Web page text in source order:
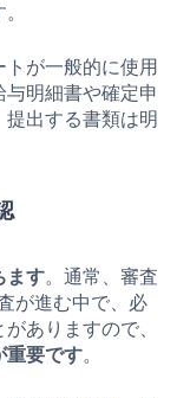
が一般的に使用
明細書や確定申
出する書類は明
ます。通常、審査
が進む中で、必
ありますので、
重要です。